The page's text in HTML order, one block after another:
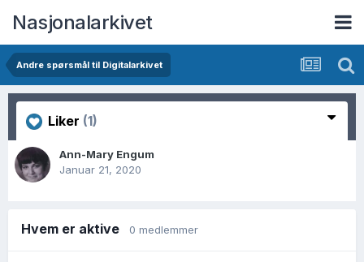
Nasjonalarkivet
Andre spørsmål til Digitalarkivet
Liker (1)
Ann-Mary Engum
Januar 21, 2020
Hvem er aktive 0 medlemmer